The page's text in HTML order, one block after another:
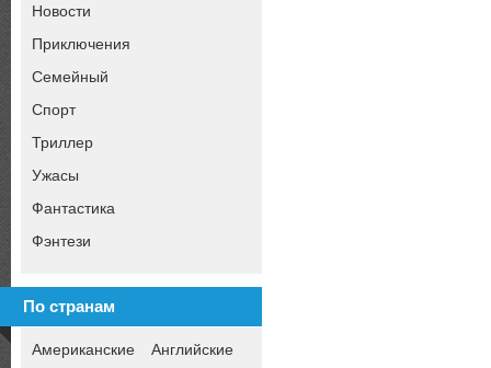
Новости
Приключения
Семейный
Спорт
Триллер
Ужасы
Фантастика
Фэнтези
По странам
Американские
Английские